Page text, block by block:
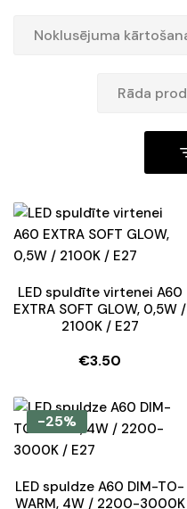
LED spuldīte virtenei A60
EXTRA SOFT GLOW, 0,5W /
2100K / E27
€3.50
-25%
LED spuldze A60 DIM-TO-
WARM, 4W / 2200-3000K